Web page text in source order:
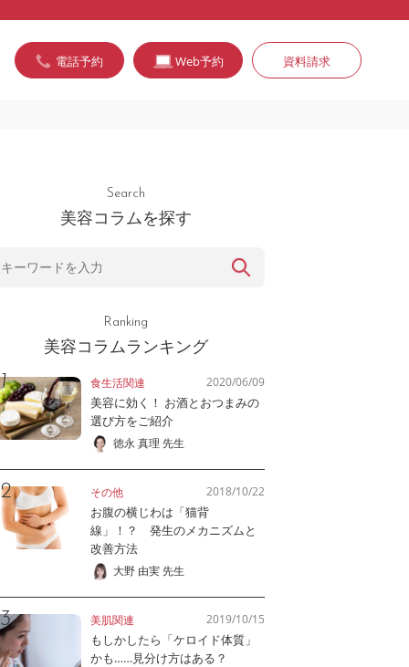
電話予約 Web予約 資料請求
Search
美容コラムを探す
Ranking
美容コラムランキング
食生活関連 2020/06/09
美容に効く！ お酒とおつまみの
選び方をご紹介
徳永 真理 先生
その他 2018/10/22
お腹の横じわは「猫背
線」！？ 発生のメカニズムと
改善方法
大野 由実 先生
美肌関連 2019/10/15
もしかしたら「ケロイド体質」
かも……見分け方はある？